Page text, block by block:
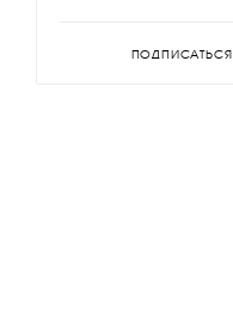
ПОДПИСАТЬСЯ